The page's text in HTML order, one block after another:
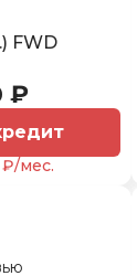
FWD
₽
₽/мес.